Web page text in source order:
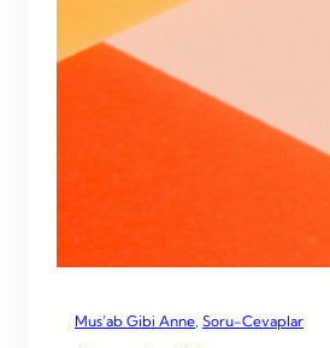
Mus’ab Gibi Anne Soru-Cevaplar